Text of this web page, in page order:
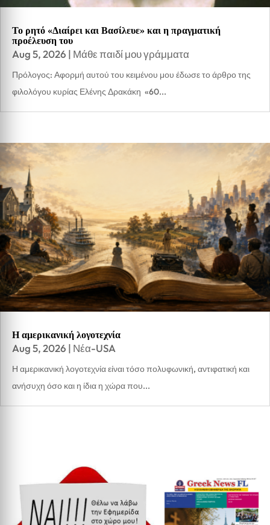
Το ρητό «Διαίρει και Βασίλευε» και η πραγματική
προέλευση του
Aug 5, 2026 | Μάθε παιδί μου γράμματα
Πρόλογος: Αφορμή αυτού του κειμένου μου έδωσε το άρθρο της
φιλολόγου κυρίας Ελένης Δρακάκη «60...
Η αμερικανική λογοτεχνία
Aug 5, 2026 | Νέα-USA
Η αμερικανική λογοτεχνία είναι τόσο πολυφωνική, αντιφατική και
ανήσυχη όσο και η ίδια η χώρα που...